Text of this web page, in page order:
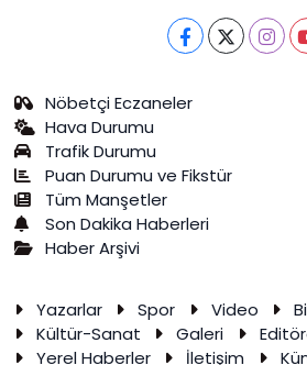
Nöbetçi Eczaneler
Hava Durumu
Trafik Durumu
Puan Durumu ve Fikstür
Tüm Manşetler
Son Dakika Haberleri
Haber Arşivi
Yazarlar Spor Video
Kültür-Sanat
Galeri
Yerel Haberler
İletişim